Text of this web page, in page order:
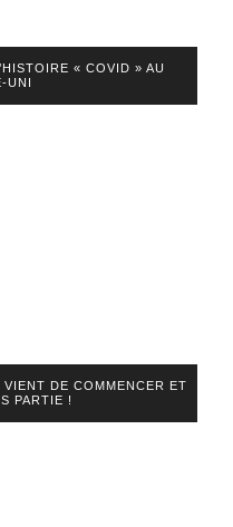
« COVID » AU
UNI
DE COMMENCER ET
PARTIE !